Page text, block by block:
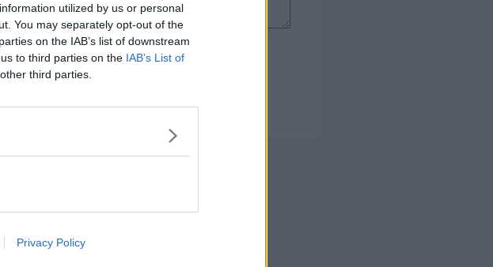
utilized by us or personal
You may separately opt-out of the
on the IAB’s list of downstream
to third parties on the IAB’s List of
third parties.
Privacy Policy